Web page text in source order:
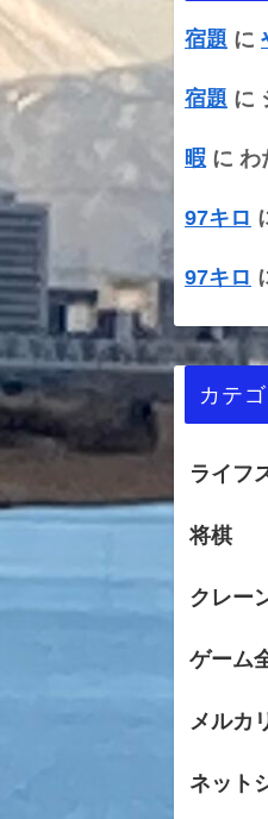
宿題 に
宿題 に
暇 に わ
97キロ
97キロ
カテ
ライフ
将棋
クレー
ゲーム
メルカ
ネット